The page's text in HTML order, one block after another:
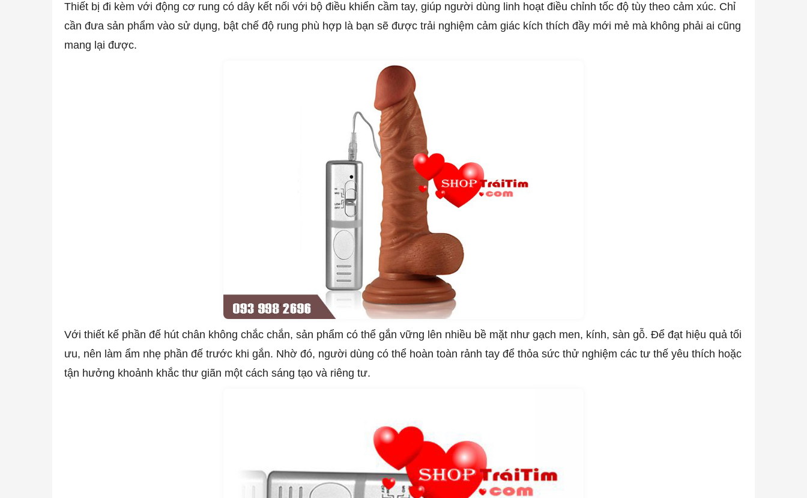
Thiết bị đi kèm với động cơ rung có dây kết nối với bộ điều khiển cầm tay, giúp người dùng linh hoạt điều chỉnh tốc độ tùy theo cảm xúc. Chỉ
cần đưa sản phẩm vào sử dụng, bật chế độ rung phù hợp là bạn sẽ được trải nghiệm cảm giác kích thích đầy mới mẻ mà không phải ai cũng
mang lại được.
Với thiết kế phần đế hút chân không chắc chắn, sản phẩm có thể gắn vững lên nhiều bề mặt như gạch men, kính, sàn gỗ. Để đạt hiệu quả tối
ưu, nên làm ẩm nhẹ phần đế trước khi gắn. Nhờ đó, người dùng có thể hoàn toàn rảnh tay để thỏa sức thử nghiệm các tư thế yêu thích hoặc
tận hưởng khoảnh khắc thư giãn một cách sáng tạo và riêng tư.